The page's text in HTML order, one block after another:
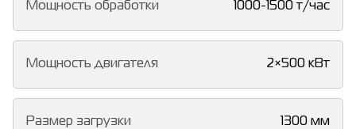
Мощность обработки 1000-1500 т/час
Мощность двигателя 2×500 кВт
Размер загрузки 1300 мм